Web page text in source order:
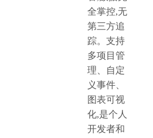
全掌控,无
第三方追
踪。支持
多项目管
理、自定
义事件、
图表可视
化,是个人
开发者和